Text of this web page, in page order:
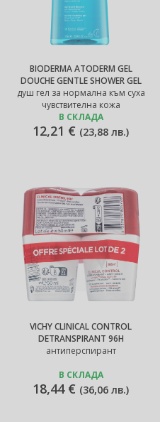
BIODERMA ATODERM GEL
DOUCHE GENTLE SHOWER GEL
душ гел за нормална към суха
чувствителна кожа
В СКЛАДА
12,21 € (23,88 лв.)
VICHY CLINICAL CONTROL
DETRANSPIRANT 96H
антиперспирант
В СКЛАДА
18,44 € (36,06 лв.)